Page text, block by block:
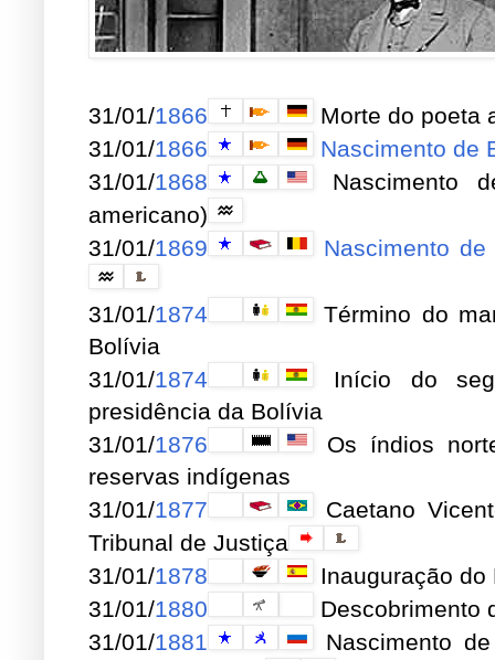
31/01/1866
Morte do poeta
31/01/1866
Nascimento de
31/01/1868
Nascimento
americano)
31/01/1869 Nascimento
31/01/1874
Término do
Bolívia
31/01/1874
Início do
presidência da Bolívia
31/01/1876
Os índios
reservas indígenas
31/01/1877
Caetano
Tribunal de Justiça
31/01/1878
Inauguração
31/01/1880
Descobrimento
31/01/1881
Nascimento